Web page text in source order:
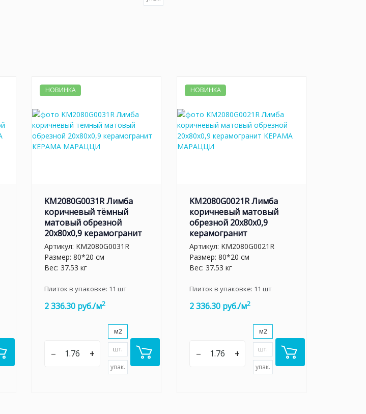
НОВИНКА
KM2080G0031R Лимба
коричневый тёмный
матовый обрезной
20x80x0,9 керамогранит
Артикул: KM2080G0031R
Размер: 80*20 см
Вес: 37.53 кг
Плиток в упаковке: 11 шт
2 336.30 руб./м2
– +
м2
шт.
упак.
НОВИНКА
KM2080G0021R Лимба
коричневый матовый
обрезной 20x80x0,9
керамогранит
Артикул: KM2080G0021R
Размер: 80*20 см
Вес: 37.53 кг
Плиток в упаковке: 11 шт
2 336.30 руб./м2
– +
м2
шт.
упак.